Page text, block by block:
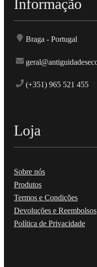
Informação
Braga - Portugal
(+351) 965 521 455
Loja
Sobre nós
Produtos
Termos e Condições
Devoluções e Reembolsos
Política de Privacidade